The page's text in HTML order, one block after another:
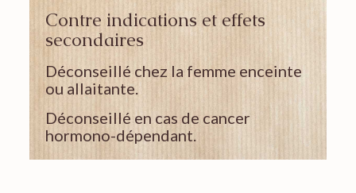
Contre indications et effets
secondaires
Déconseillé chez la femme enceinte
ou allaitante.
Déconseillé en cas de cancer
hormono-dépendant.